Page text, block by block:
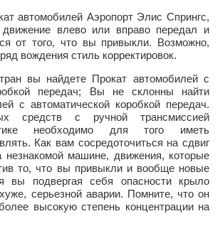
автомобилей Аэропорт Элис Спрингс,
влево или вправо передал и
от того, что вы привыкли. Возможно,
вождения стиль корректировок.
вы найдете Прокат автомобилей с
передач; Вы не склонны найти
с автоматической коробкой передач.
средств с ручной трансмиссией
необходимо для того иметь
Как вам сосредоточиться на сдвиг
машине, движения, которые
то, что вы привыкли и вообще новые
вы подвергая себя опасности крыло
серьезной аварии. Помните, что он
высокую степень концентрации на